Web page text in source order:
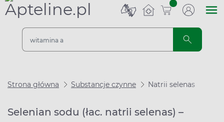
sztuk
Strona główna Substancje czynne Natrii selenas
Selenian sodu (łac. natrii selenas) –